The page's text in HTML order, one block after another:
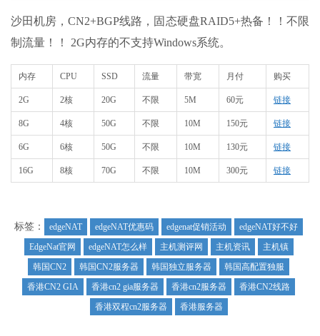
沙田机房，CN2+BGP线路，固态硬盘RAID5+热备！！不限
制流量！！ 2G内存的不支持Windows系统。
内存 CPU SSD 流量 带宽 月付 购买
2G 2核 20G 不限 5M 60元 链接
8G 4核 50G 不限 10M 150元 链接
6G 6核 50G 不限 10M 130元 链接
16G 8核 70G 不限 10M 300元 链接
标签： edgeNAT edgeNAT优惠码 edgenat促销活动
edgeNAT好不好
EdgeNat官网
edgeNAT怎么样 主机测评网 主机资讯
主机镇
韩国CN2
韩国CN2服务器 韩国独立服务器
韩国高配置独服
香港CN2 GIA
香港cn2 gia服务器 香港cn2服务器
香港CN2线路
香港双程cn2服务器
香港服务器